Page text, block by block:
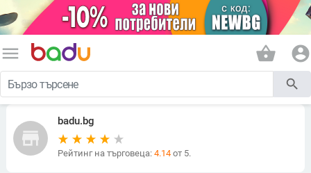
menu shopping_basket account_circle
search
store
badu.bg
Рейтинг на търговеца: 4.14от 5.